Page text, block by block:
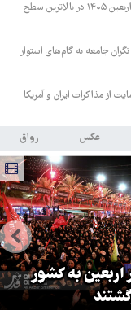
رئیس ستاد مرکزی اربعین: اربعین ۱۴۰۵ در بالاترین سطح
جامعه به گام‌های استوار
از مذاکرات ایران و آمریکا
عکس رواق
اربعین به کشور